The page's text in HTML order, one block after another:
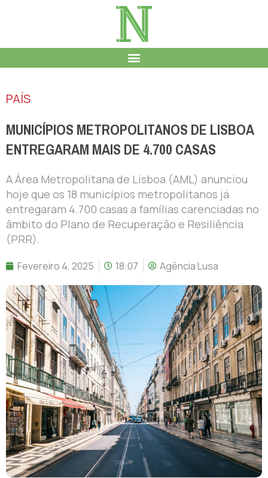
PAÍS
MUNICÍPIOS METROPOLITANOS DE LISBOA
ENTREGARAM MAIS DE 4.700 CASAS
A Área Metropolitana de Lisboa (AML) anunciou
hoje que os 18 municípios metropolitanos já
entregaram 4.700 casas a famílias carenciadas no
âmbito do Plano de Recuperação e Resiliência
(PRR).
Fevereiro 4, 2025 18:07 Agência Lusa